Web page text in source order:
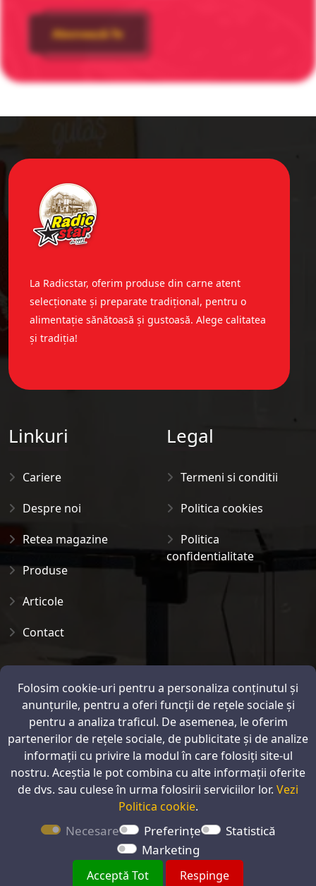
Abonează-Te
La Radicstar, oferim produse din carne atent
selecționate și preparate tradițional, pentru o
alimentație sănătoasă și gustoasă. Alege calitatea
și tradiția!
Linkuri
Cariere
Despre noi
Retea magazine
Produse
Articole
Contact
Legal
Termeni si conditii
Politica cookies
Politica
confidentialitate
ANPC
Folosim cookie-uri pentru a personaliza conținutul și
anunțurile, pentru a oferi funcții de rețele sociale și
pentru a analiza traficul. De asemenea, le oferim
partenerilor de rețele sociale, de publicitate și de analize
informații cu privire la modul în care folosiți site-ul
nostru. Aceștia le pot combina cu alte informații oferite
de dvs. sau culese în urma folosirii serviciilor lor. Vezi
Politica cookie.
Necesare Preferințe
Statistică
Marketing
Acceptă Tot Respinge